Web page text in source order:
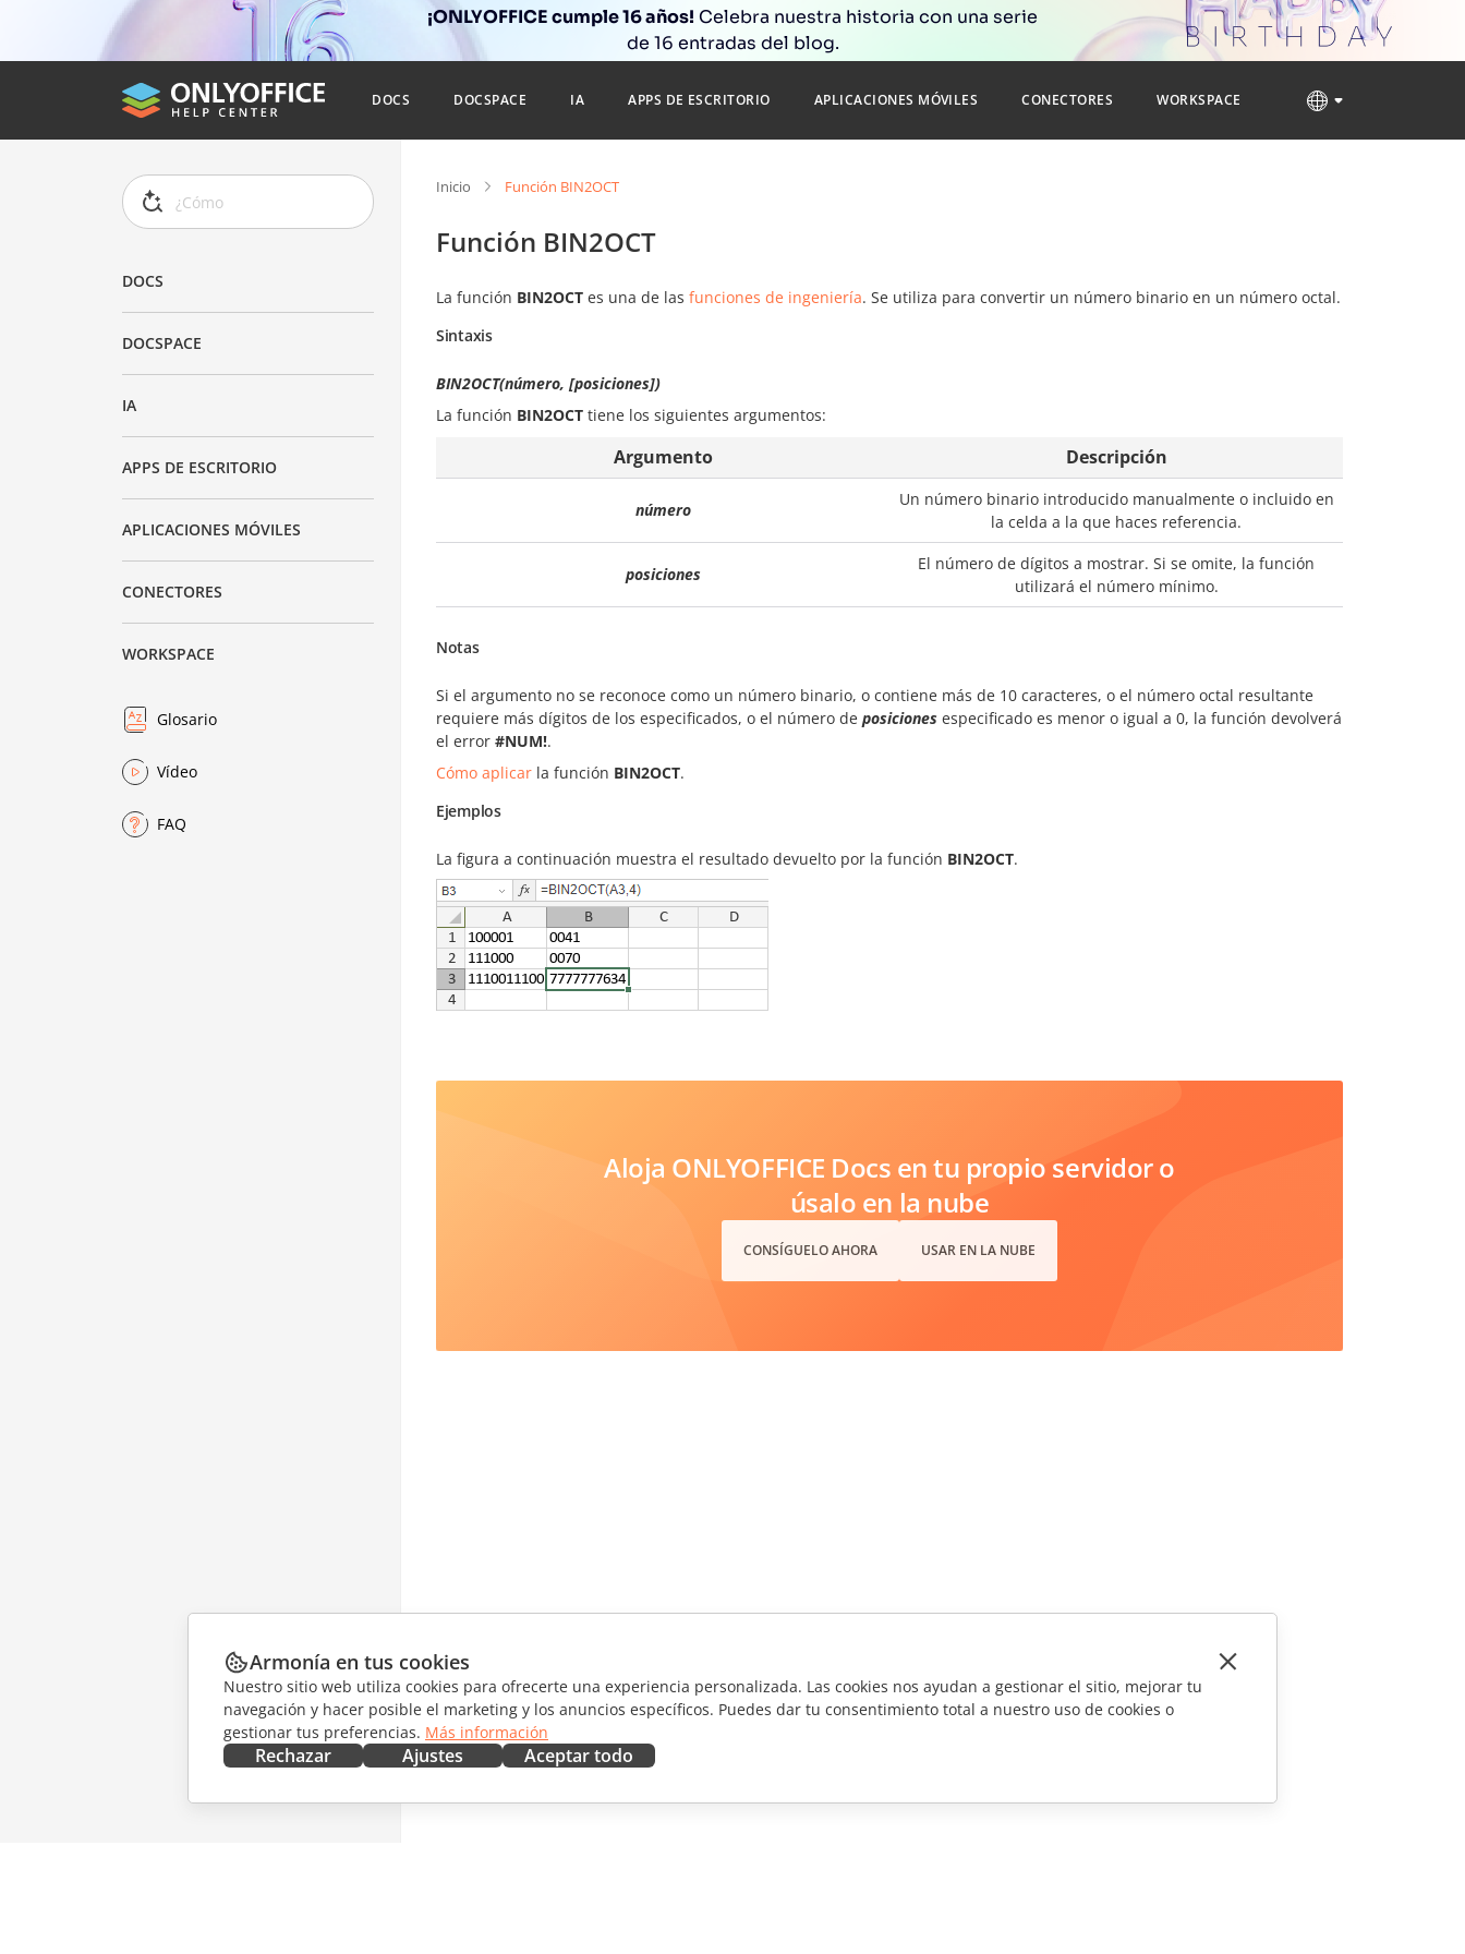
¡ONLYOFFICE cumple 16 años! Celebra nuestra historia con una serie
de 16 entradas del blog.
DOCS DOCSPACE IA APPS DE ESCRITORIO APLICACIONES MÓVILES CONECTORES WORKSPACE
DOCS
DOCSPACE
IA
APPS DE ESCRITORIO
APLICACIONES MÓVILES
CONECTORES
WORKSPACE
Glosario
Vídeo
FAQ
Inicio Función BIN2OCT
Función BIN2OCT
La función BIN2OCT es una de las funciones de ingeniería. Se utiliza para convertir un número binario en un número octal.
Sintaxis
BIN2OCT(número, [posiciones])
La función BIN2OCT tiene los siguientes argumentos:
Argumento Descripción
número
Un número binario introducido manualmente o incluido en
la celda a la que haces referencia.
posiciones
El número de dígitos a mostrar. Si se omite, la función
utilizará el número mínimo.
Notas
Si el argumento no se reconoce como un número binario, o contiene más de 10 caracteres, o el número octal resultante
requiere más dígitos de los especificados, o el número de posiciones especificado es menor o igual a 0, la función devolverá
el error #NUM!.
Cómo aplicar la función BIN2OCT.
Ejemplos
La figura a continuación muestra el resultado devuelto por la función BIN2OCT.
Aloja ONLYOFFICE Docs en tu propio servidor o
úsalo en la nube
CONSÍGUELO AHORA USAR EN LA NUBE
Armonía en tus cookies
Nuestro sitio web utiliza cookies para ofrecerte una experiencia personalizada. Las cookies nos ayudan a gestionar el sitio, mejorar tu
navegación y hacer posible el marketing y los anuncios específicos. Puedes dar tu consentimiento total a nuestro uso de cookies o
gestionar tus preferencias. Más información
Rechazar Ajustes Aceptar todo